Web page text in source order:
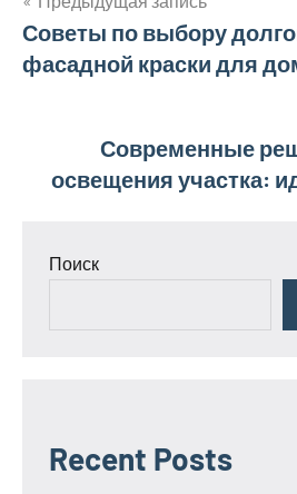
Навигация
по
Советы по выбору
фасадной краски для
Современные
освещения участка:
Поиск
Recent Posts